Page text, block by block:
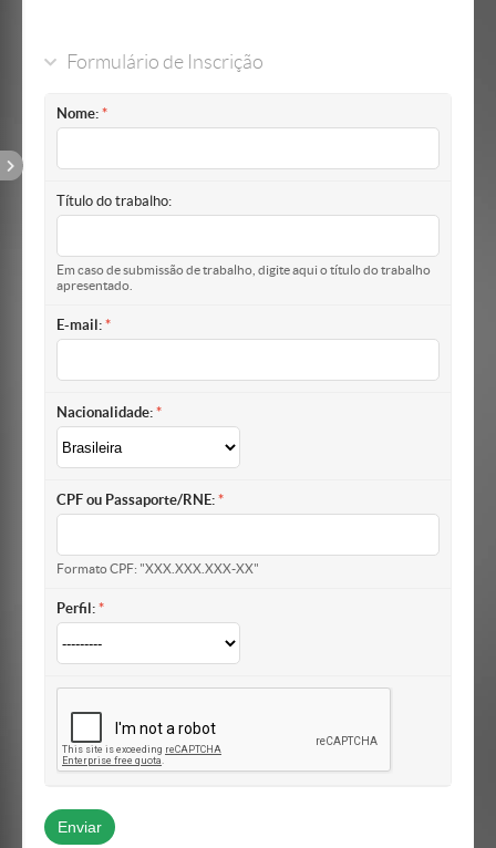
Formulário de Inscrição
Nome:
Título do trabalho:
Em caso de submissão de trabalho, digite aqui o título do trabalho
apresentado.
E-mail:
Nacionalidade:
CPF ou Passaporte/RNE:
Formato CPF: "XXX.XXX.XXX-XX"
Perfil: